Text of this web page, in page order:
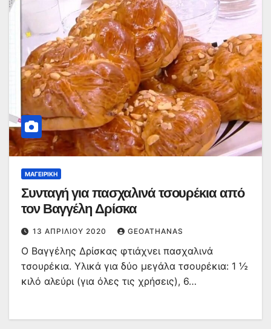
ΜΑΓΕΙΡΙΚΉ
Συνταγή για πασχαλινά τσουρέκια από
τον Βαγγέλη Δρίσκα
13 ΑΠΡΙΛΊΟΥ 2020 GEOATHANAS
Ο Βαγγέλης Δρίσκας φτιάχνει πασχαλινά
τσουρέκια. Υλικά για δύο μεγάλα τσουρέκια: 1 ½
κιλό αλεύρι (για όλες τις χρήσεις), 6…